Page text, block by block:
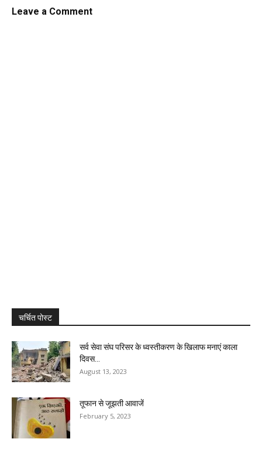
Leave a Comment
चर्चित पोस्ट
सर्व सेवा संघ परिसर के ध्वस्तीकरण के खिलाफ मनाएं काला
दिवस...
August 13, 2023
तूफान से जूझती आवाजें
February 5, 2023